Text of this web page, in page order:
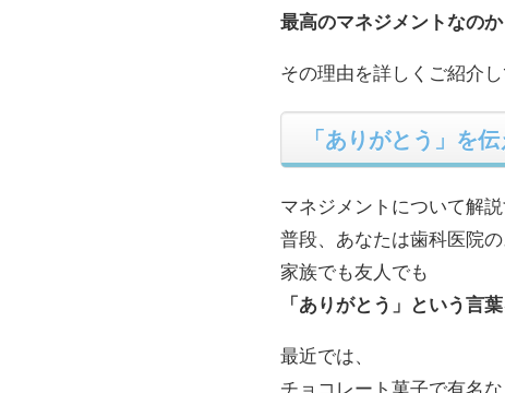
最高のマネジメントなのか
その理由を詳しくご紹介し
「ありがとう」を
マネジメントについて解
普段、あなたは歯科医院の
家族でも友人でも
「ありがとう」という言
最近では、
チョコレート菓子で有名な